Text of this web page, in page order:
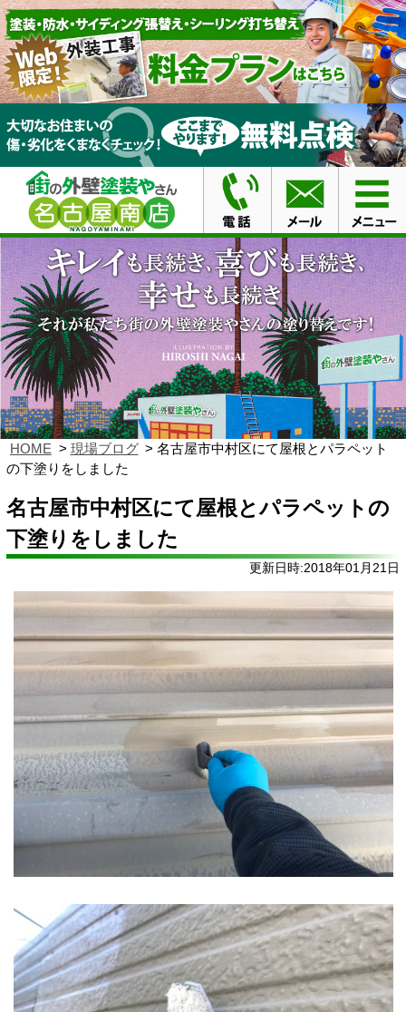
HOME 現場ブログ
名古屋市中村区にて屋根とパラペット
の下塗りをしました
名古屋市中村区にて屋根とパラペットの
下塗りをしました
更新日時:2018年01月21日